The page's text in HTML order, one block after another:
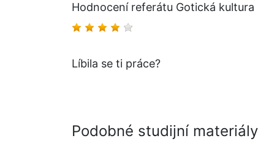
Hodnocení referátu Gotická kultura
Líbila se ti práce?
Podobné studijní materiály